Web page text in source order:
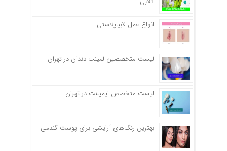
انواع عمل لابیاپلاستی
لیست متخصصین لمینت دندان در تهران
لیست متخصص ایمپلنت در تهران
بهترین رنگ‌های آرایشی برای پوست گندمی